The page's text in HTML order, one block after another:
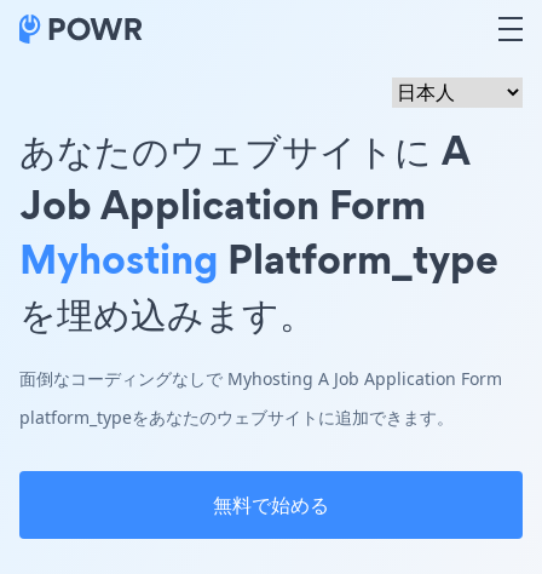
あなたのウェブサイトに A
Job Application Form
Myhosting Platform_type
を埋め込みます。
面倒なコーディングなしで Myhosting A Job Application Form
platform_typeをあなたのウェブサイトに追加できます。
無料で始める